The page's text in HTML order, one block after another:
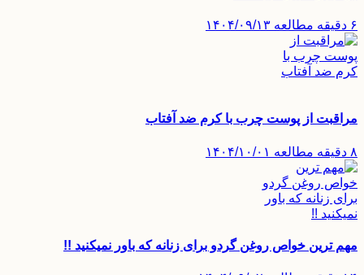
۶ دقیقه مطالعه ۱۴۰۴/۰۹/۱۳
مراقبت از پوست چرب با کرم ضد آفتاب
۸ دقیقه مطالعه ۱۴۰۴/۱۰/۰۱
مهم ترین خواص روغن گردو برای زنانه که باور نمیکنید !!